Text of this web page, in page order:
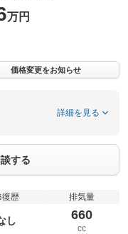
万円
価格変更をお知らせ
詳細を見る
する
復歴
し
排気量
660
cc